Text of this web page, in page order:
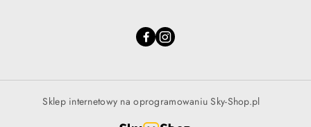
Sklep internetowy na oprogramowaniu Sky-Shop.pl